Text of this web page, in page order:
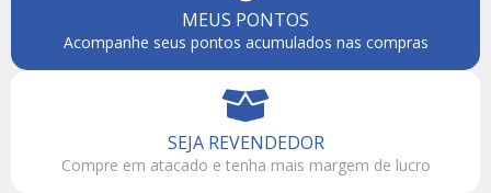
MEUS PONTOS
Acompanhe seus pontos acumulados nas compras
SEJA REVENDEDOR
Compre em atacado e tenha mais margem de lucro